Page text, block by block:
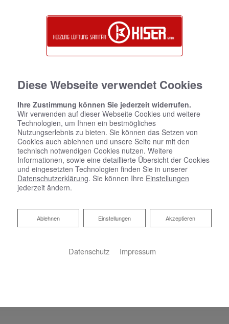
Diese Webseite verwendet Cookies
Ihre Zustimmung können Sie jederzeit widerrufen.
Wir verwenden auf dieser Webseite Cookies und weitere
Technologien, um Ihnen ein bestmögliches
Nutzungserlebnis zu bieten. Sie können das Setzen von
Cookies auch ablehnen und unsere Seite nur mit den
technisch notwendigen Cookies nutzen. Weitere
Informationen, sowie eine detaillierte Übersicht der Cookies
und eingesetzten Technologien finden Sie in unserer
Datenschutzerklärung. Sie können Ihre Einstellungen
jederzeit ändern.
Akzeptieren
Einstellungen
Ablehnen
Ablehnen
Datenschutz Impressum